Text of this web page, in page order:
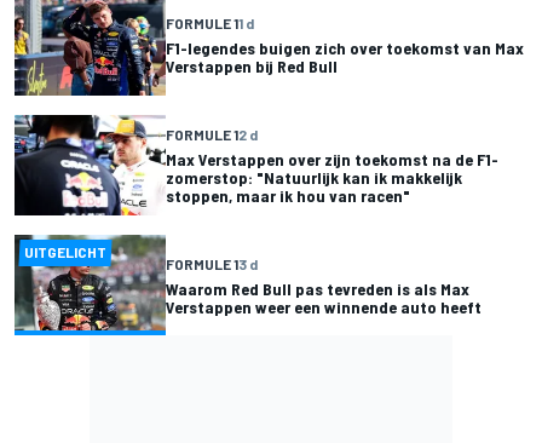
FORMULE 11 d
F1-legendes buigen zich over toekomst van Max
Verstappen bij Red Bull
FORMULE 12 d
Max Verstappen over zijn toekomst na de F1-
zomerstop: "Natuurlijk kan ik makkelijk
stoppen, maar ik hou van racen"
UITGELICHT
FORMULE 13 d
Waarom Red Bull pas tevreden is als Max
Verstappen weer een winnende auto heeft